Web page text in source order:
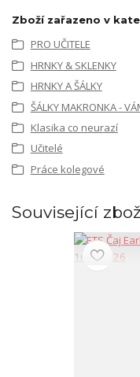
Zboží zařazeno v
PRO UČITELE
HRNKY & SKLENKY
HRNKY A ŠÁLKY
ŠÁLKY MAKRONKA -
Klasika co neurazí
Učitelé
Práce kolegové
Související